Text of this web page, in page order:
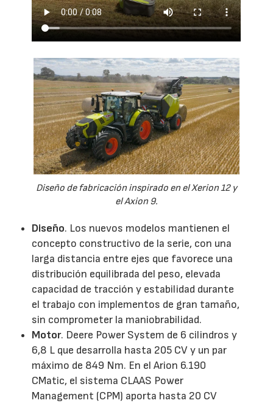
Diseño de fabricación inspirado en el Xerion 12 y
el Axion 9.
Diseño. Los nuevos modelos mantienen el
concepto constructivo de la serie, con una
larga distancia entre ejes que favorece una
distribución equilibrada del peso, elevada
capacidad de tracción y estabilidad durante
el trabajo con implementos de gran tamaño,
sin comprometer la maniobrabilidad.
Motor. Deere Power System de 6 cilindros y
6,8 L que desarrolla hasta 205 CV y un par
máximo de 849 Nm. En el Arion 6.190
CMatic, el sistema CLAAS Power
Management (CPM) aporta hasta 20 CV